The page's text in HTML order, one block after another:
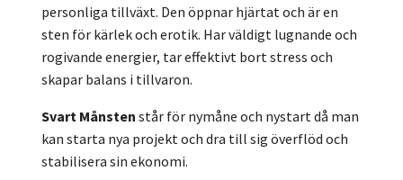
personliga tillväxt. Den öppnar hjärtat och är en
sten för kärlek och erotik. Har väldigt lugnande och
rogivande energier, tar effektivt bort stress och
skapar balans i tillvaron.
Svart Månsten står för nymåne och nystart då man
kan starta nya projekt och dra till sig överflöd och
stabilisera sin ekonomi.